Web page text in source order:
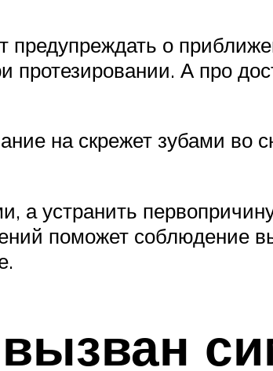
о
протезировании. А про
на скрежет зубами во
а устранить
поможет соблюдение